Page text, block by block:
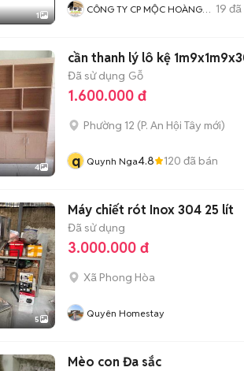
1
CÔNG TY CP MỘC HOÀNG
19 đã
4
cần thanh lý lô kệ
Đã sử dụng Gỗ
1.600.000 đ
Phường 12 (P. An Hội Tây mới)
q Quynh Nga4.8 120 đã bán
5
Máy chiết rót Inox 304 25 lít
Đã sử dụng
3.000.000 đ
Xã Phong Hòa
Quyên Homestay
Mèo con Đa sắc